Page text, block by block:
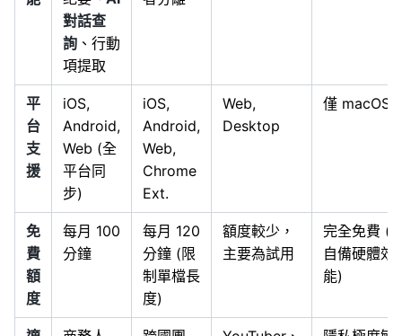
對話查
詢 、行動
項提取
平
台
支
援
iOS,
Android,
Web (全
平台同
步)
iOS,
Android,
Web,
Chrome
Ext.
Web,
Desktop
僅 macOS
免
費
額
度
每月 100
分鐘
每月 120
分鐘 (限
制單檔長
度)
額度較少，
主要為試用
完全免費 (
自備硬體效
能)